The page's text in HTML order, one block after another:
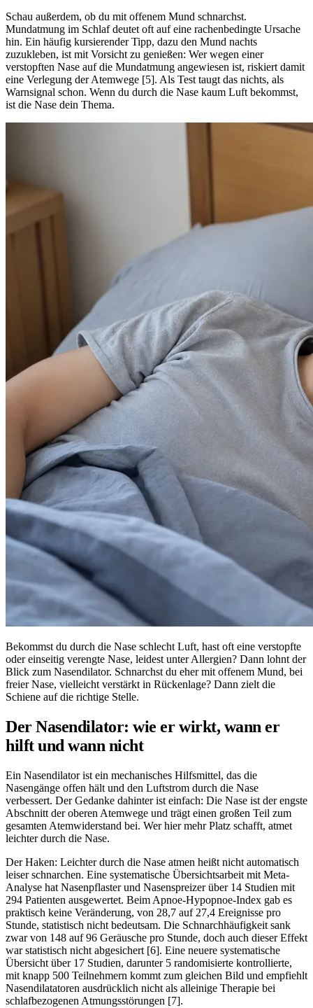
Schau außerdem, ob du mit offenem Mund schnarchst.
Mundatmung im Schlaf deutet oft auf eine rachenbedingte Ursache
hin. Ein häufig kursierender Tipp, dazu den Mund nachts
zuzukleben, ist mit Vorsicht zu genießen: Wer wegen einer
verstopften Nase auf die Mundatmung angewiesen ist, riskiert damit
eine Verlegung der Atemwege [5]. Als Test taugt das nichts, als
Warnsignal schon. Wenn du durch die Nase kaum Luft bekommst,
ist die Nase dein Thema.
Bekommst du durch die Nase schlecht Luft, hast oft eine verstopfte
oder einseitig verengte Nase, leidest unter Allergien? Dann lohnt der
Blick zum Nasendilator. Schnarchst du eher mit offenem Mund, bei
freier Nase, vielleicht verstärkt in Rückenlage? Dann zielt die
Schiene auf die richtige Stelle.
Der Nasendilator: wie er wirkt, wann er
hilft und wann nicht
Ein Nasendilator ist ein mechanisches Hilfsmittel, das die
Nasengänge offen hält und den Luftstrom durch die Nase
verbessert. Der Gedanke dahinter ist einfach: Die Nase ist der engste
Abschnitt der oberen Atemwege und trägt einen großen Teil zum
gesamten Atemwiderstand bei. Wer hier mehr Platz schafft, atmet
leichter durch die Nase.
Der Haken: Leichter durch die Nase atmen heißt nicht automatisch
leiser schnarchen. Eine systematische Übersichtsarbeit mit Meta-
Analyse hat Nasenpflaster und Nasenspreizer über 14 Studien mit
294 Patienten ausgewertet. Beim Apnoe-Hypopnoe-Index gab es
praktisch keine Veränderung, von 28,7 auf 27,4 Ereignisse pro
Stunde, statistisch nicht bedeutsam. Die Schnarchhäufigkeit sank
zwar von 148 auf 96 Geräusche pro Stunde, doch auch dieser Effekt
war statistisch nicht abgesichert [6]. Eine neuere systematische
Übersicht über 17 Studien, darunter 5 randomisierte kontrollierte,
mit knapp 500 Teilnehmern kommt zum gleichen Bild und empfiehlt
Nasendilatatoren ausdrücklich nicht als alleinige Therapie bei
schlafbezogenen Atmungsstörungen [7].